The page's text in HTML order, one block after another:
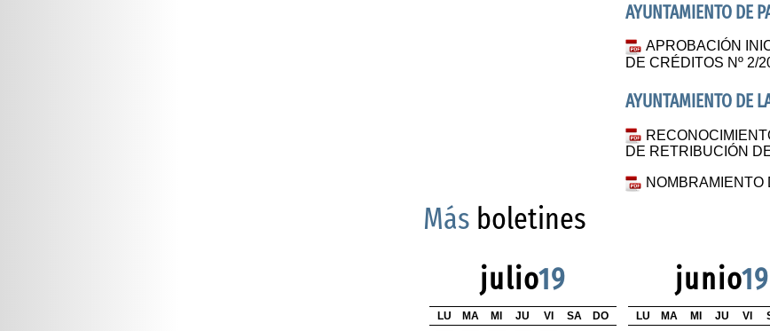
AYUNTAMIENTO DE
APROBACIÓN
DE CRÉDITOS Nº 2/
AYUNTAMIENTO DE
DE RETRIBUCIÓN
Más boletines
julio19
LU MA MI JU VI SA DO
junio19
LU MA MI JU VI